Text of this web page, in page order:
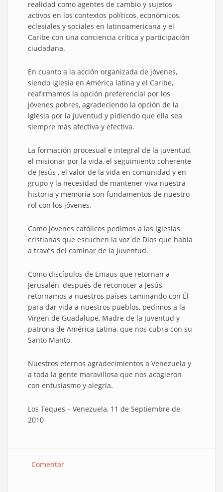
realidad como agentes de cambio y sujetos
activos en los contextos políticos, económicos,
eclesiales y sociales en latinoamericana y el
Caribe con una conciencia crítica y participación
ciudadana.
En cuanto a la acción organizada de jóvenes,
siendo iglesia en América latina y el Caribe,
reafirmamos la opción preferencial por los
jóvenes pobres, agradeciendo la opción de la
iglesia por la juventud y pidiendo que ella sea
siempre más afectiva y efectiva.
La formación procesual e integral de la juventud,
el misionar por la vida, el seguimiento coherente
de Jesús , el valor de la vida en comunidad y en
grupo y la necesidad de mantener viva nuestra
historia y memoria son fundamentos de nuestro
rol con los jóvenes.
Como jóvenes católicos pedimos a las Iglesias
cristianas que escuchen la voz de Dios que habla
a través del caminar de la Juventud.
Como discípulos de Emaus que retornan a
Jerusalén, después de reconocer a Jesús,
retornamos a nuestros países caminando con Él
para dar vida a nuestros pueblos, pedimos a la
Virgen de Guadalupe, Madre de la Juventud y
patrona de América Latina, que nos cubra con su
Santo Manto.
Nuestros eternos agradecimientos a Venezuela y
a toda la gente maravillosa que nos acogieron
con entusiasmo y alegría.
Los Teques – Venezuela, 11 de Septiembre de
2010
Comentar